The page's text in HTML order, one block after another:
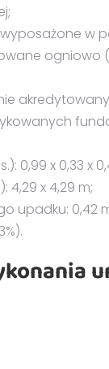
w
ogniowo
0,99 x 0,33 x
4,29 x 4,29 m;
upadku: 0,42